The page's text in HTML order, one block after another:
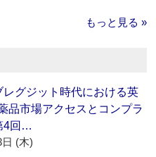
もっと見る »
レグジット時代における英
品市場アクセスとコンプラ
4回…
(木)